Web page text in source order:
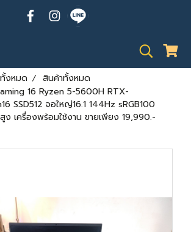
งหมด
สินค้าทั้งหมด
16 Ryzen 5-5600H RTX-
SSD512 จอใหญ่16.1 144Hz sRGB100
ง เครื่องพร้อมใช้งาน ขายเพียง 19,990.-